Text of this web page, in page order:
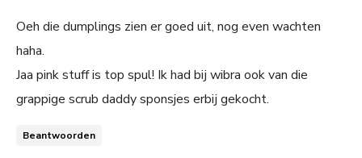
Oeh die dumplings zien er goed uit, nog even wachten
haha.
Jaa pink stuff is top spul! Ik had bij wibra ook van die
grappige scrub daddy sponsjes erbij gekocht.
Beantwoorden